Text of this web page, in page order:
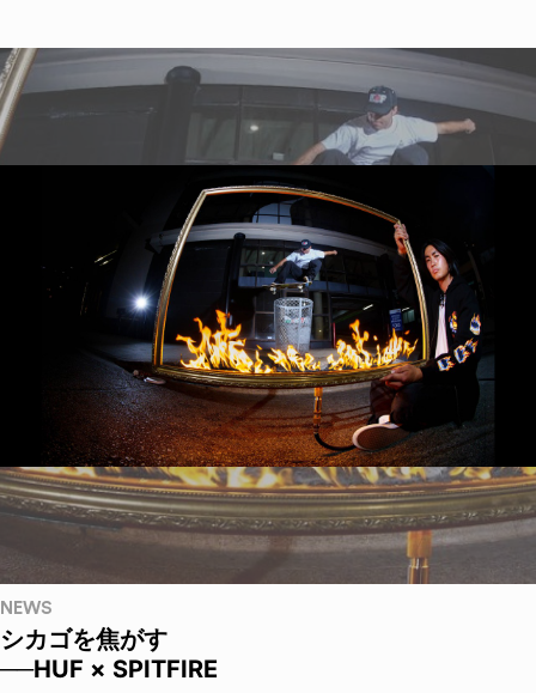
NEWS
シカゴを焦がす
──HUF × SPITFIRE